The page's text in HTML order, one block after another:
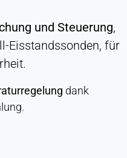
und Steuerung,
Eisstandssonden, für
dank